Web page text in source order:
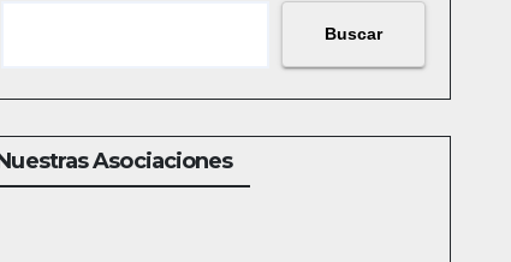
Buscar
Asociaciones